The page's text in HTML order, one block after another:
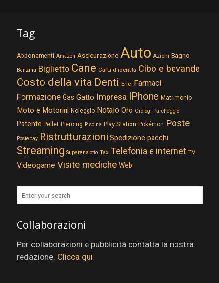
Tag
Abbonamenti Amazon Assicurazione Auto Azioni Bagno
Benzina Biglietto Cane Carta d'identità Cibo e bevande
Costo della vita Denti Enel Farmaci
Formazione Gas Gatto Impresa IPhone Matrimonio
Moto e Motorini Noleggio Notaio Oro Orologi Parcheggio
Patente Pellet Piercing Piscina Play Station Pokémon Poste
Postepay Ristrutturazioni Spedizione pacchi
Streaming Superenalotto Taxi Telefonia e internet TV
Videogame Visite mediche Web
Collaborazioni
Per collaborazioni e pubblicità contatta la nostra
redazione. Clicca qui